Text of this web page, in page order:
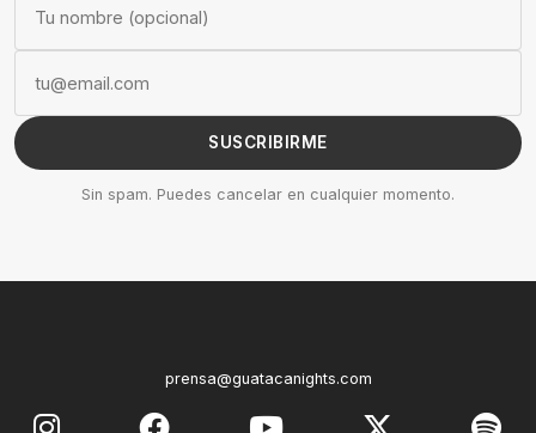
SUSCRIBIRME
Sin spam. Puedes cancelar en cualquier momento.
prensa@guatacanights.com